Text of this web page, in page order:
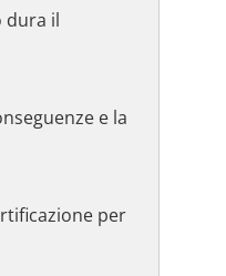
dura il
e la
per